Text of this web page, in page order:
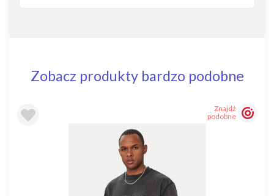
Zobacz produkty bardzo podobne
Znajdź
podobne